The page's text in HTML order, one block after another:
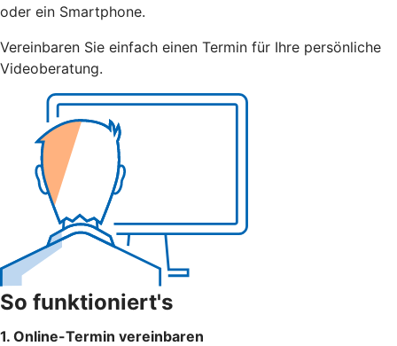
oder ein Smartphone.
Vereinbaren Sie einfach einen Termin für Ihre persönliche
Videoberatung.
So funktioniert's
1. Online-Termin vereinbaren